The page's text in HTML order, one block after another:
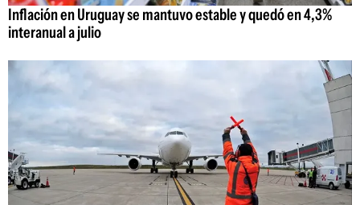
Inflación en Uruguay se mantuvo estable y quedó en 4,3%
interanual a julio